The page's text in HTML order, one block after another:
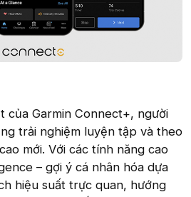
của Garmin Connect+, người
trải nghiệm luyện tập và theo
mới. Với các tính năng cao
– gợi ý cá nhân hóa dựa
hiệu suất trực quan, hướng